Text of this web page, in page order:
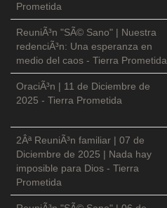
Prometida
ReuniÃ³n "SÃ© Sano" | Nuestra
redenciÃ³n: Una esperanza en
medio del caos - Tierra Prometida
OraciÃ³n | 11 de Diciembre de
2025 - Tierra Prometida
2Âª ReuniÃ³n familiar | 07 de
Diciembre de 2025 | Nada hay
imposible para Dios - Tierra
Prometida